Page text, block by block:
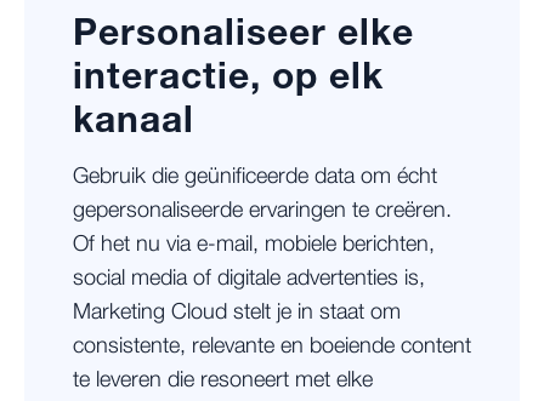
Personaliseer elke
interactie, op elk
kanaal
Gebruik die geünificeerde data om écht
gepersonaliseerde ervaringen te creëren.
Of het nu via e-mail, mobiele berichten,
social media of digitale advertenties is,
Marketing Cloud stelt je in staat om
consistente, relevante en boeiende content
te leveren die resoneert met elke